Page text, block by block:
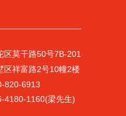
区莫干路50号7B-201
区祥富路2号10幢2楼
820-6913
4180-1160(梁先生)